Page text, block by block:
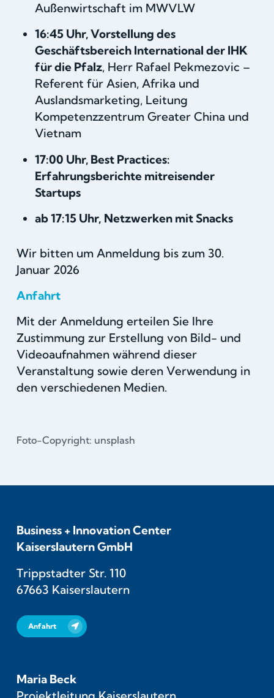
Außenwirtschaft im MWVLW
16:45 Uhr, Vorstellung des
Geschäftsbereich International der IHK
für die Pfalz, Herr Rafael Pekmezovic –
Referent für Asien, Afrika und
Auslandsmarketing, Leitung
Kompetenzzentrum Greater China und
Vietnam
17:00 Uhr, Best Practices:
Erfahrungsberichte mitreisender
Startups
ab 17:15 Uhr, Netzwerken mit Snacks
Wir bitten um Anmeldung bis zum 30.
Januar 2026
Anfahrt
Mit der Anmeldung erteilen Sie Ihre
Zustimmung zur Erstellung von Bild- und
Videoaufnahmen während dieser
Veranstaltung sowie deren Verwendung in
den verschiedenen Medien.
Foto-Copyright: unsplash
Business + Innovation Center
Kaiserslautern GmbH
Trippstadter Str. 110
67663 Kaiserslautern
Anfahrt
Maria Beck